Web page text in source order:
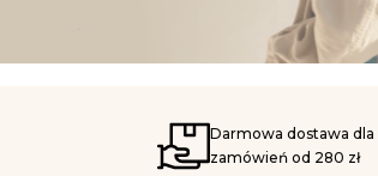
Darmowa dostawa dla
zamówień od 280 zł